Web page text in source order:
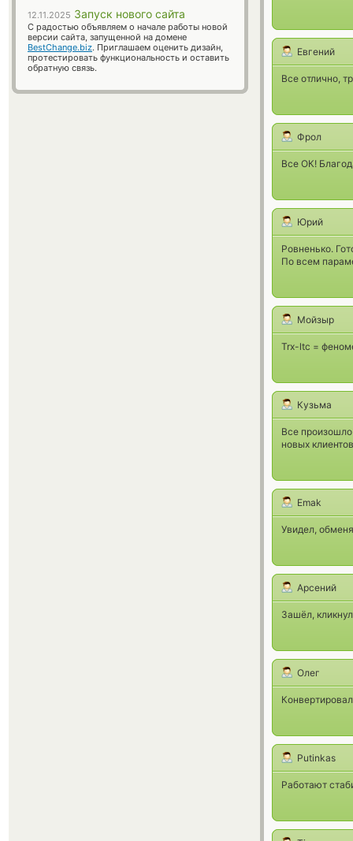
Евгений
Все отлично,
Фрол
Все ОК!
Юрий
Ровненько.
По всем
Мойзыр
Trx-ltc =
Кузьма
Все
новых
Emak
Увидел,
Арсений
Зашёл,
Олег
Putinkas
Работают
12.11.2025 Запуск нового сайта
С радостью объявляем о начале работы новой
версии сайта, запущенной на домене
BestChange.biz. Приглашаем оценить дизайн,
протестировать функциональность и оставить
обратную связь.